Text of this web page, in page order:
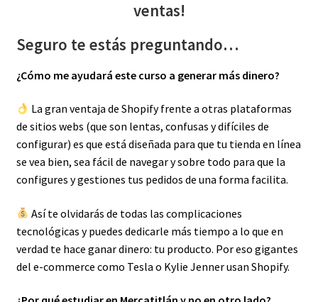
ventas!
Seguro te estás preguntando…
¿Cómo me ayudará este curso a generar más dinero?‍
La gran ventaja de Shopify frente a otras plataformas
de sitios webs (que son lentas, confusas y difíciles de
configurar) es que está diseñada para que tu tienda en línea
se vea bien, sea fácil de navegar y sobre todo para que la
configures y gestiones tus pedidos de una forma facilita.
Así te olvidarás de todas las complicaciones
tecnológicas y puedes dedicarle más tiempo a lo que en
verdad te hace ganar dinero: tu producto. Por eso gigantes
del e-commerce como Tesla o Kylie Jenner usan Shopify.‍